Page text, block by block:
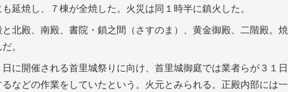
延焼し、７棟が全焼した。火災は同１時半に鎮火した。
北殿、南殿、書院・鎖之間（さすのま）、黄金御殿、二階殿。焼
。
に開催される首里城祭りに向け、首里城御庭では業者らが３１日
などの作業をしていたという。火元とみられる。正殿内部には一